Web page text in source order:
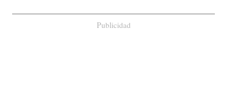
Publicidad